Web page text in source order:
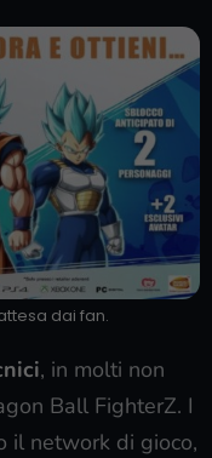
dai fan.
, in molti non
Ball FighterZ. I
il network di gioco,